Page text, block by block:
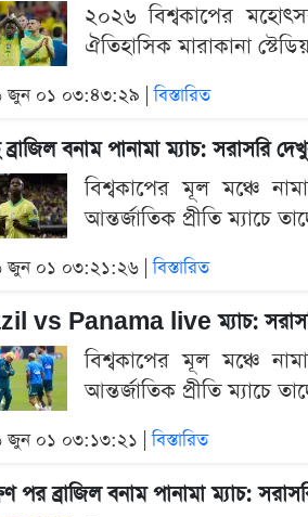
২০২৬ বিশ্বকাপের
ঐতিহাসিক মারাকানা
জুন ০১ ০৩:৪৩:২৯ |বিস্তারিত
বনাম পানামা ম্যাচ: সরাসরি
বিশ্বকাপের মূল মঞ্চে
আন্তর্জাতিক প্রীতি ম্যাচে
জুন ০১ ০৩:২১:২৬ |বিস্তারিত
vs Panama live ম্যাচ:
বিশ্বকাপের মূল মঞ্চে
আন্তর্জাতিক প্রীতি ম্যাচে
জুন ০১ ০৩:১৩:২১ |বিস্তারিত
পর ব্রাজিল বনাম পানামা ম্যাচ: